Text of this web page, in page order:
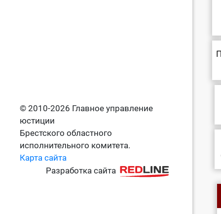
© 2010-2026 Главное управление
юстиции
Брестского областного
исполнительного комитета.
Карта сайта
Разработка сайта